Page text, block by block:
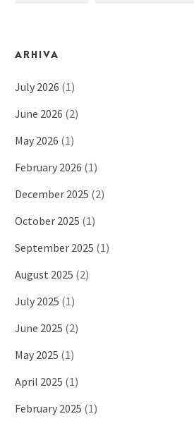
ARHIVA
July 2026 (1)
June 2026 (2)
May 2026 (1)
February 2026 (1)
December 2025 (2)
October 2025 (1)
September 2025 (1)
August 2025 (2)
July 2025 (1)
June 2025 (2)
May 2025 (1)
April 2025 (1)
February 2025 (1)